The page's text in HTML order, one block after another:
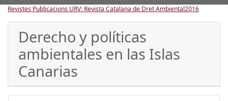
Revistes Publicacions URV: Revista Catalana de Dret Ambiental2016
Derecho y políticas
ambientales en las Islas
Canarias